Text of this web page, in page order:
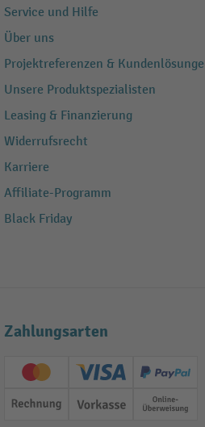
Service und Hilfe
Über uns
Projektreferenzen &
Unsere Produktspezialisten
Leasing & Finanzierung
Widerrufsrecht
Karriere
Affiliate-Programm
Black Friday
Zahlungsarten
Creditcard (Master)Creditcard (Visa)
PayPal
Rechnung Vorkasse